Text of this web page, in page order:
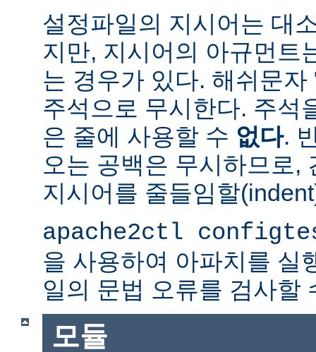
설정파일의 지시어는 대
지만, 지시어의 아규먼트
는 경우가 있다. 해쉬문
주석으로 무시한다. 주석
은 줄에 사용할 수 없다.
오는 공백은 무시하므로,
지시어를 줄들임할
apache2ctl
을 사용하여 아파치를 실
일의 문법 오류를 검사할
모듈